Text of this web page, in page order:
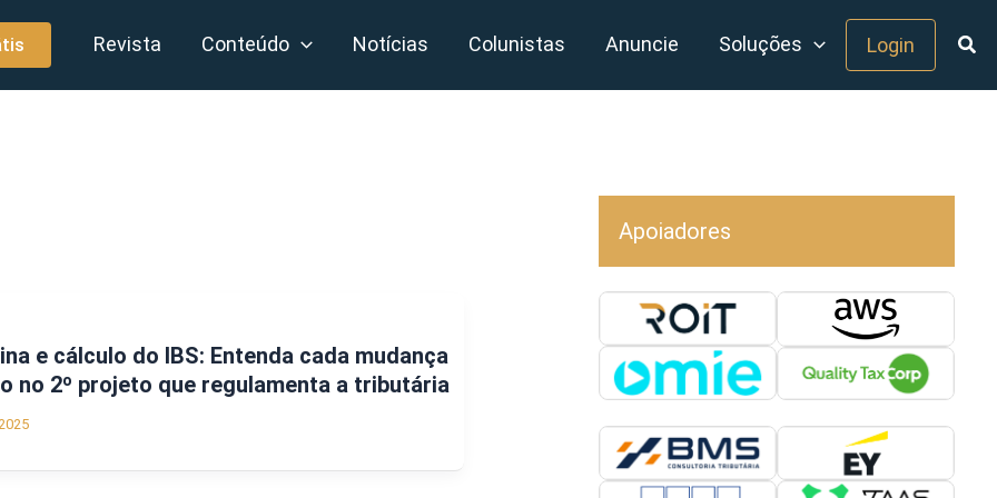
Revista Conteúdo Notícias Colunistas Anuncie Soluções Login
e cálculo do IBS: Entenda cada mudança
no 2º projeto que regulamenta a tributária
Apoiadores